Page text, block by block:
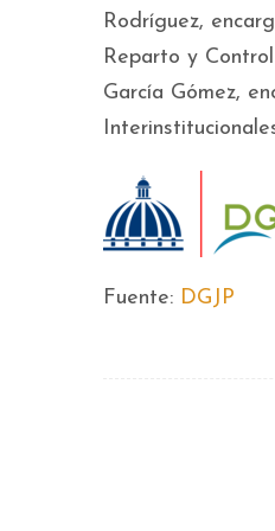
Rodríguez,
Reparto y
García Gómez,
Fuente: DGJP